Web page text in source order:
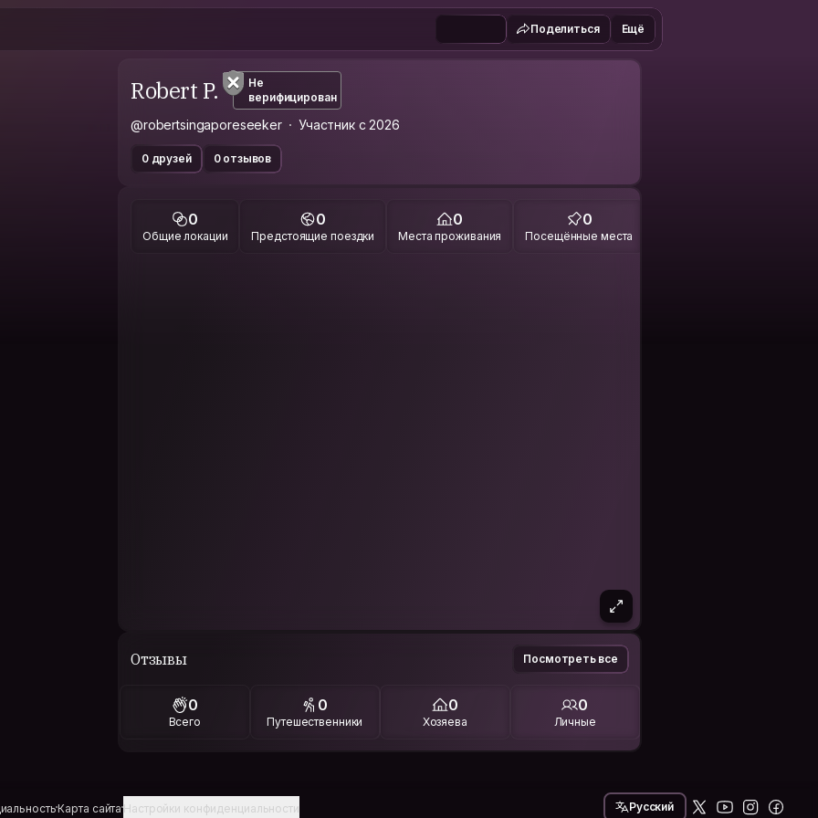
Поделиться Ещё
Robert P.
Не
верифицирован
@robertsingaporeseeker Участник с 2026
0 друзей 0 отзывов
0
Общие локации
0
Предстоящие поездки
0
Места проживания
0
Посещённые места
Отзывы Посмотреть все
0
Всего
0
Путешественники
0
Хозяева
0
Личные
Карта сайтаНастройки конфиденциальности Русский